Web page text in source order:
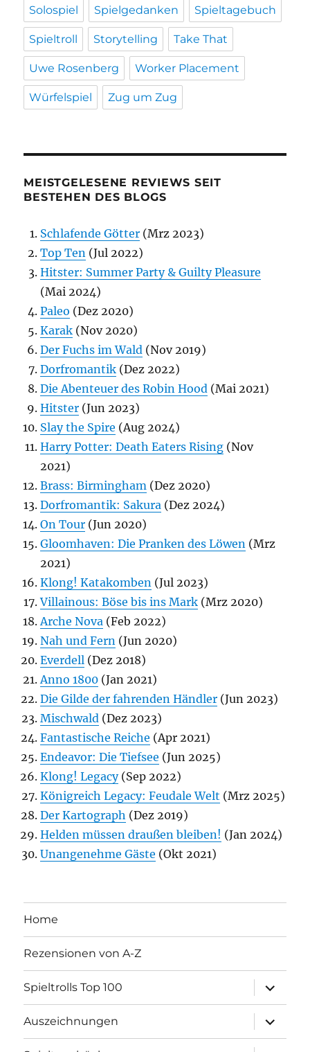
Solospiel Spielgedanken Spieltagebuch
Spieltroll Storytelling Take That
Uwe Rosenberg Worker Placement
Würfelspiel Zug um Zug
MEISTGELESENE REVIEWS SEIT
BESTEHEN DES BLOGS
Schlafende Götter (Mrz 2023)
Top Ten (Jul 2022)
Hitster: Summer Party & Guilty Pleasure
(Mai 2024)
Paleo (Dez 2020)
Karak (Nov 2020)
Der Fuchs im Wald (Nov 2019)
Dorfromantik (Dez 2022)
Die Abenteuer des Robin Hood (Mai 2021)
Hitster (Jun 2023)
Slay the Spire (Aug 2024)
Harry Potter: Death Eaters Rising (Nov
2021)
Brass: Birmingham (Dez 2020)
Dorfromantik: Sakura (Dez 2024)
On Tour (Jun 2020)
Gloomhaven: Die Pranken des Löwen (Mrz
2021)
Klong! Katakomben (Jul 2023)
Villainous: Böse bis ins Mark (Mrz 2020)
Arche Nova (Feb 2022)
Nah und Fern (Jun 2020)
Everdell (Dez 2018)
Anno 1800 (Jan 2021)
Die Gilde der fahrenden Händler (Jun 2023)
Mischwald (Dez 2023)
Fantastische Reiche (Apr 2021)
Endeavor: Die Tiefsee (Jun 2025)
Klong! Legacy(Sep 2022)
Königreich Legacy: Feudale Welt (Mrz 2025)
Der Kartograph (Dez 2019)
Helden müssen draußen bleiben! (Jan 2024)
Unangenehme Gäste (Okt 2021)
Home
Rezensionen von A-Z
Spieltrolls Top 100
öffnen
Auszeichnungen
öffnen